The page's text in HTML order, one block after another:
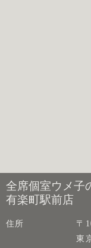
全席個室ウメ子
有楽町駅前店
住所
〒
東